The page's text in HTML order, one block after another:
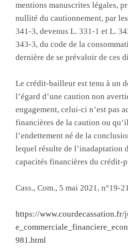
mentions manuscrites légales,
nullité du cautionnement, par
341-3, devenus L. 331-1 et L.
343-3, du code de la
dernière de se prévaloir de ces
Le crédit-bailleur est tenu à un
l’égard d’une caution non
engagement, celui-ci n’est pas
financières de la caution ou
l’endettement né de la
lequel résulte de l’inadaptation
capacités financières du crédit-
Cass., Com., 5 mai 2021, n°19-
https://
981.html